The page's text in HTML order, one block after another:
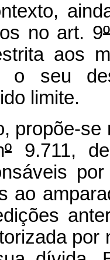
no art. 9º
aos
seu
limite.
propõe-se
º 9.711,
ao
por